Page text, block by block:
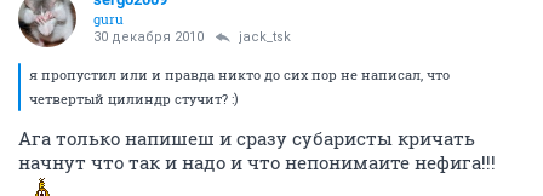
guru
30 декабря 2010 jack_tsk
я пропустил или и правда никто до сих пор не написал, что
четвертый цилиндр стучит? :)
Ага только напишеш и сразу субаристы кричать
начнут что так и надо и что непонимаите нефига!!!